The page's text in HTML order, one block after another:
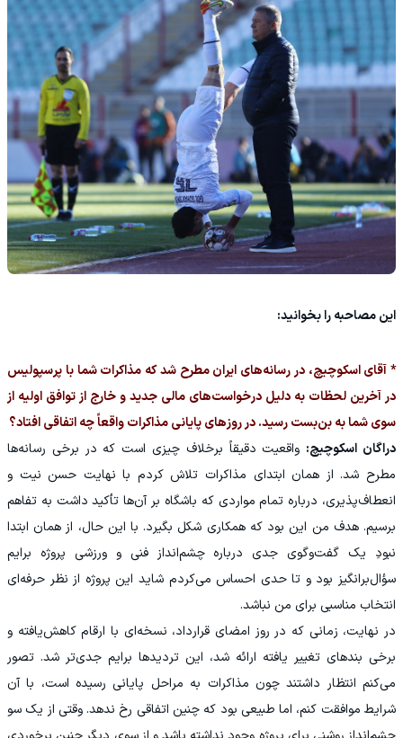
این مصاحبه را بخوانید:
* آقای اسکوچیچ، در رسانه‌های ایران مطرح شد که مذاکرات شما با پرسپولیس
در آخرین لحظات به دلیل درخواست‌های مالی جدید و خارج از توافق اولیه از
سوی شما به بن‌بست رسید. در روزهای پایانی مذاکرات واقعاً چه اتفاقی افتاد؟
دراگان اسکوچیچ: واقعیت دقیقاً برخلاف چیزی است که در برخی رسانه‌ها
مطرح شد. از همان ابتدای مذاکرات تلاش کردم با نهایت حسن نیت و
انعطاف‌پذیری، درباره تمام مواردی که باشگاه بر آن‌ها تأکید داشت به تفاهم
برسیم. هدف من این بود که همکاری شکل بگیرد. با این حال، از همان ابتدا
نبودِ یک گفت‌وگوی جدی درباره چشم‌انداز فنی و ورزشی پروژه برایم
سؤال‌برانگیز بود و تا حدی احساس می‌کردم شاید این پروژه از نظر حرفه‌ای
انتخاب مناسبی برای من نباشد.
در نهایت، زمانی که در روز امضای قرارداد، نسخه‌ای با ارقام کاهش‌یافته و
برخی بندهای تغییر یافته ارائه شد، این تردیدها برایم جدی‌تر شد. تصور
می‌کنم انتظار داشتند چون مذاکرات به مراحل پایانی رسیده است، با آن
شرایط موافقت کنم، اما طبیعی بود که چنین اتفاقی رخ ندهد. وقتی از یک سو